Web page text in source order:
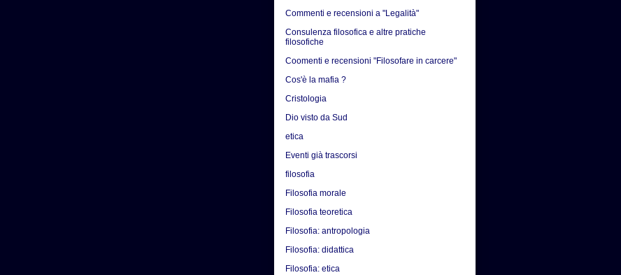
Commenti e recensioni a "Legalità"
Consulenza filosofica e altre pratiche
filosofiche
Coomenti e recensioni "Filosofare in carcere"
Cos'è la mafia ?
Cristologia
Dio visto da Sud
etica
Eventi già trascorsi
filosofia
Filosofia morale
Filosofia teoretica
Filosofia: antropologia
Filosofia: didattica
Filosofia: etica